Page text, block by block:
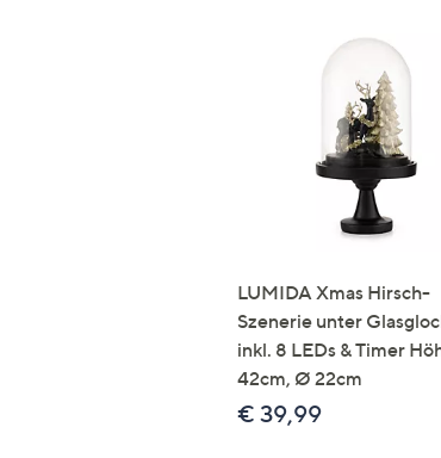
LUMIDA Xmas Hirsch-
Szenerie unter
inkl. 8 LEDs & Timer
42cm, Ø 22cm
€ 39,99